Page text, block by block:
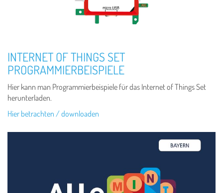
INTERNET OF THINGS SET
PROGRAMMIERBEISPIELE
Hier kann man Programmierbeispiele für das Internet of Things Set
herunterladen.
Hier betrachten / downloaden